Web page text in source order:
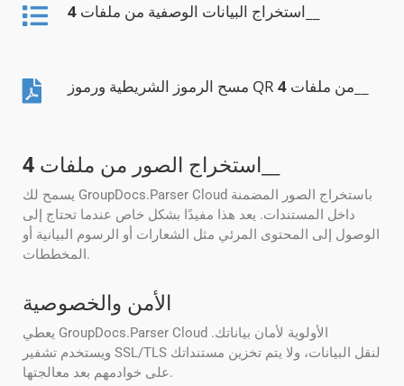
استخراج البيانات الوصفية من ملفات 4
مسح الرموز الشريطية ورموز QR من ملفات 4
استخراج الصور من ملفات 4
يسمح لك GroupDocs.Parser Cloud باستخراج الصور المضمنة
داخل المستندات. يعد هذا مفيدًا بشكل خاص عندما تحتاج إلى
الوصول إلى المحتوى المرئي مثل الشعارات أو الرسوم البيانية أو
المخططات.
الأمن والخصوصية
يعطي GroupDocs.Parser Cloud الأولوية لأمان بياناتك.
ويستخدم تشفير SSL/TLS لنقل البيانات، ولا يتم تخزين مستنداتك
على خوادمهم بعد معالجتها.